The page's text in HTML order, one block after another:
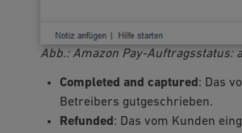
Abb.: Amazon Pay-Auftragsstatus:
Completed and captured: Das
Betreibers gutgeschrieben.
Refunded: Das vom Kunden